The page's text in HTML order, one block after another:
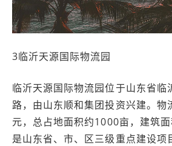
3临沂天源国际物流园
临沂天源国际物流园位于山东省临
路，由山东顺和集团投资兴建。物
元，总占地面积约1000亩，建筑面
是山东省、市、区三级重点建设项